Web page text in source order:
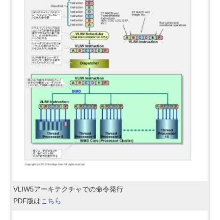
VLIW5アーキテクチャでの命令発行
PDF版はこちら